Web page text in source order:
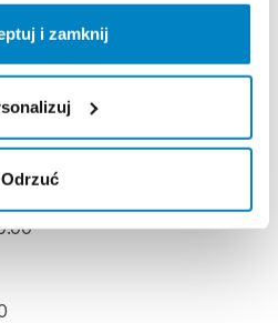
i zamknij
Odrzuć
wypożyczenie tego